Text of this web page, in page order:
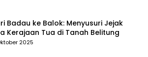
Badau ke Balok: Menyusuri Jejak
Kerajaan Tua di Tanah Belitung
2025